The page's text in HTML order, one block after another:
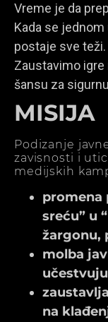
Vreme je da
Kada se
postaje sve teži.
Zaustavimo
šansu za
MISIJA
Podizanje
zavisnosti i
medijskih
promena
sreću” u
žargonu,
molba
na